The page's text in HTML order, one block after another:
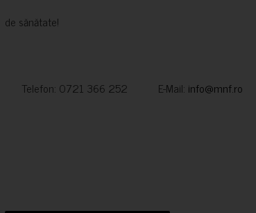
de sănătate!
Telefon: 0721 366 252 E-Mail: info@mnf.ro